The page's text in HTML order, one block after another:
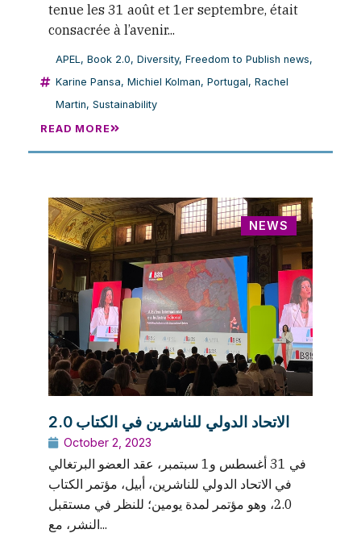
tenue les 31 août et 1er septembre, était
consacrée à l’avenir...
APEL , Book 2.0, Diversity, Freedom to Publish news,
Karine Pansa, Michiel Kolman, Portugal, Rachel
Martin, Sustainability
READ MORE
NEWS
الاتحاد الدولي للناشرين في الكتاب 2.0
October 2, 2023
في 31 أغسطس و1 سبتمبر، عقد العضو البرتغالي
في الاتحاد الدولي للناشرين، أبيل، مؤتمر الكتاب
2.0، وهو مؤتمر لمدة يومين؛ للنظر في مستقبل
النشر، مع...